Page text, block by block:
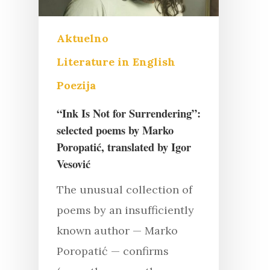
Aktuelno
Literature in English
Poezija
“Ink Is Not for Surrendering”:
selected poems by Marko
Poropatić, translated by Igor
Vesović
The unusual collection of
poems by an insufficiently
known author — Marko
Poropatić — confirms